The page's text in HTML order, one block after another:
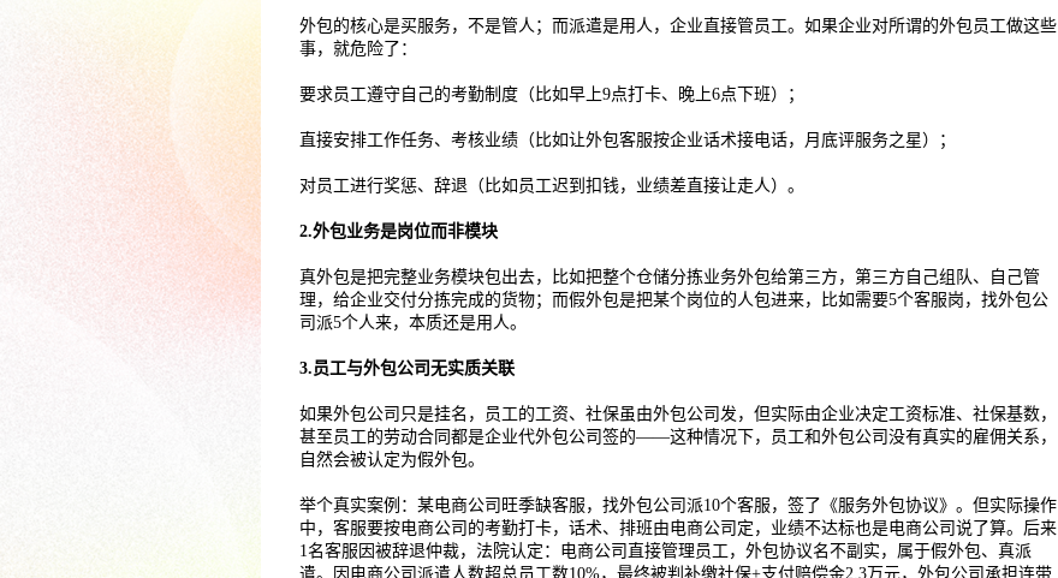
外包的核心是买服务，不是管人；而派遣是用人，企业直接管员工。如果企业对所谓的外包员工做这些
事，就危险了：
要求员工遵守自己的考勤制度（比如早上9点打卡、晚上6点下班）；
直接安排工作任务、考核业绩（比如让外包客服按企业话术接电话，月底评服务之星）；
对员工进行奖惩、辞退（比如员工迟到扣钱，业绩差直接让走人）。
2.外包业务是岗位而非模块
真外包是把完整业务模块包出去，比如把整个仓储分拣业务外包给第三方，第三方自己组队、自己管
理，给企业交付分拣完成的货物；而假外包是把某个岗位的人包进来，比如需要5个客服岗，找外包公
司派5个人来，本质还是用人。
3.员工与外包公司无实质关联
如果外包公司只是挂名，员工的工资、社保虽由外包公司发，但实际由企业决定工资标准、社保基数，
甚至员工的劳动合同都是企业代外包公司签的——这种情况下，员工和外包公司没有真实的雇佣关系，
自然会被认定为假外包。
举个真实案例：某电商公司旺季缺客服，找外包公司派10个客服，签了《服务外包协议》。但实际操作
中，客服要按电商公司的考勤打卡，话术、排班由电商公司定，业绩不达标也是电商公司说了算。后来
1名客服因被辞退仲裁，法院认定：电商公司直接管理员工，外包协议名不副实，属于假外包、真派
遣。因电商公司派遣人数超总员工数10%，最终被判补缴社保+支付赔偿金2.3万元，外包公司承担连带